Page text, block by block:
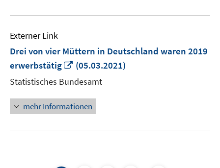
Externer Link
Drei von vier Müttern in Deutschland waren 2019
erwerbstätig
In
neuem
Fenster
öffnen
(05.03.2021)
Statistisches Bundesamt
mehr Informationen